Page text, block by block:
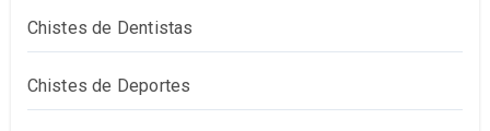
Chistes de Dentistas
Chistes de Deportes